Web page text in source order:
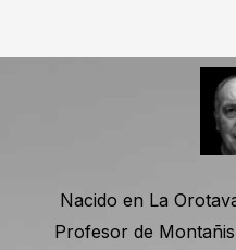
Nacido en La
Profesor de